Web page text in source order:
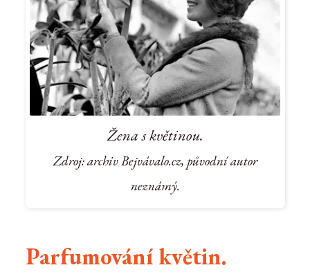
Žena s květinou.
Zdroj: archiv Bejvávalo.cz, původní autor
neznámý.
Parfumování květin.